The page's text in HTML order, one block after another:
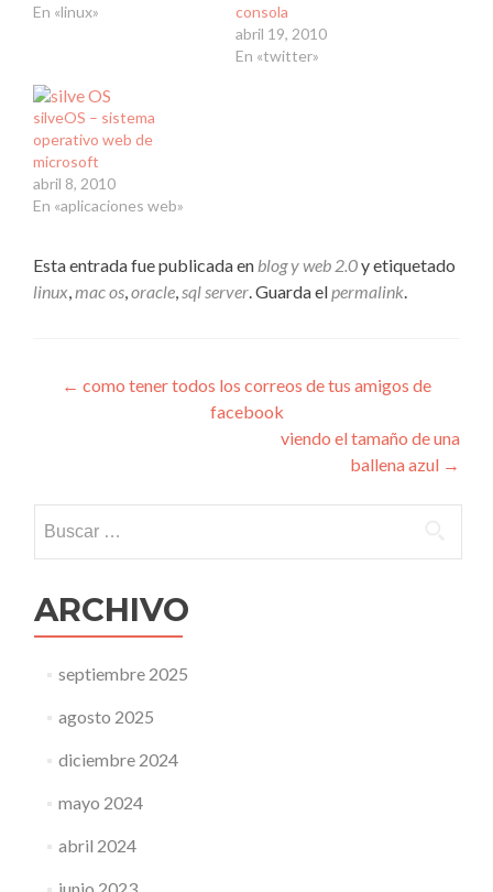
En «linux»
consola
abril 19, 2010
En «twitter»
silveOS – sistema
operativo web de
microsoft
abril 8, 2010
En «aplicaciones web»
Esta entrada fue publicada en blog y web 2.0y etiquetado
linux,mac os,oracle,sql server. Guarda elpermalink.
Navegación
← como tener todos los correos de tus amigos de
facebook
viendo el tamaño de una
ballena azul →
ARCHIVO
septiembre 2025
agosto 2025
diciembre 2024
mayo 2024
abril 2024